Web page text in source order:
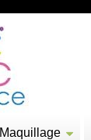
Maquillage